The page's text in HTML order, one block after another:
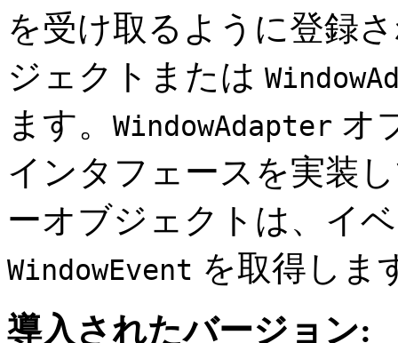
を受け取るように登録
ジェクトまたは
ます。 WindowAdapter オ
インタフェースを実装
ーオブジェクトは、イ
WindowEvent を取得しま
導入されたバージョン: